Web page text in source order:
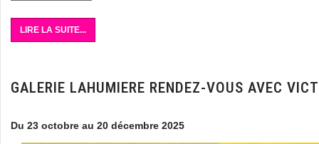
LIRE LA SUITE...
GALERIE LAHUMIERE RENDEZ-VOUS AVEC
Du 23 octobre au 20 décembre 2025